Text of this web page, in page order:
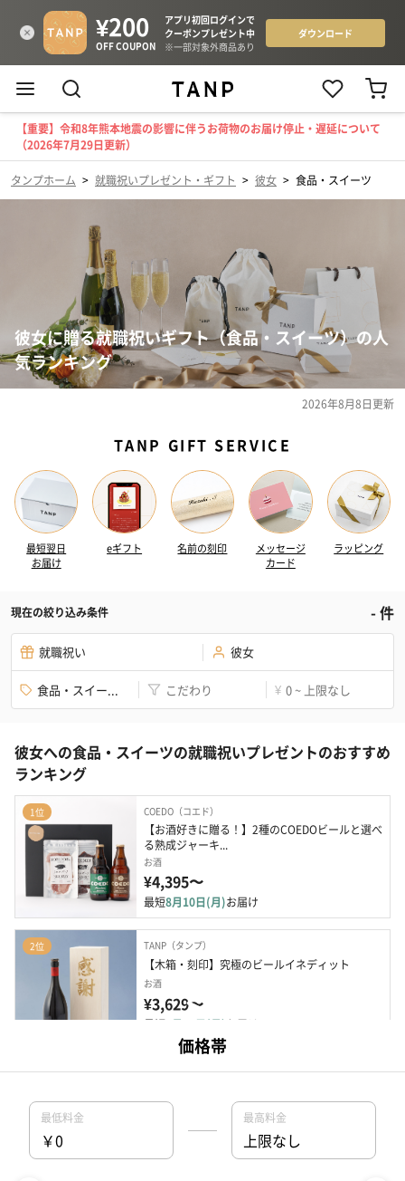
【重要】令和8年熊本地震の影響に伴うお荷物のお届け停止・遅延について
（2026年7月29日更新）
タンプホーム > 就職祝いプレゼント・ギフト > 彼女 > 食品・スイーツ
彼女に贈る就職祝いギフト（食品・スイーツ）の人
気ランキング
2026年8月8日更新
TANP GIFT SERVICE
最短翌日
お届け
eギフト 名前の刻印
メッセージ
カード
ラッピング
現在の絞り込み条件 -件
就職祝い 彼女
食品・スイー... こだわり ¥ 0 ~ 上限なし
彼女への食品・スイーツの就職祝いプレゼントのおすすめ
ランキング
1位 COEDO（コエド）
【お酒好きに贈る！】2種のCOEDOビールと選べ
る熟成ジャーキ...
お酒
¥4,395〜
最短8月10日(月)お届け
2位 TANP（タンプ）
【木箱・刻印】究極のビールイネディット
お酒
¥3,629〜
最短 8月10日(月) お届け
キューブラスク5個入 カラン
¥1,620〜
最短8月11日(火) お届け